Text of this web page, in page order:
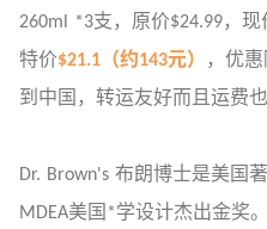
260ml *3支，原价$24.99，
特价$21.1（约143元）
，优
到中国，转运友好而且运费
Dr. Brown's 布朗博士是美国
MDEA美国*学设计杰出金奖